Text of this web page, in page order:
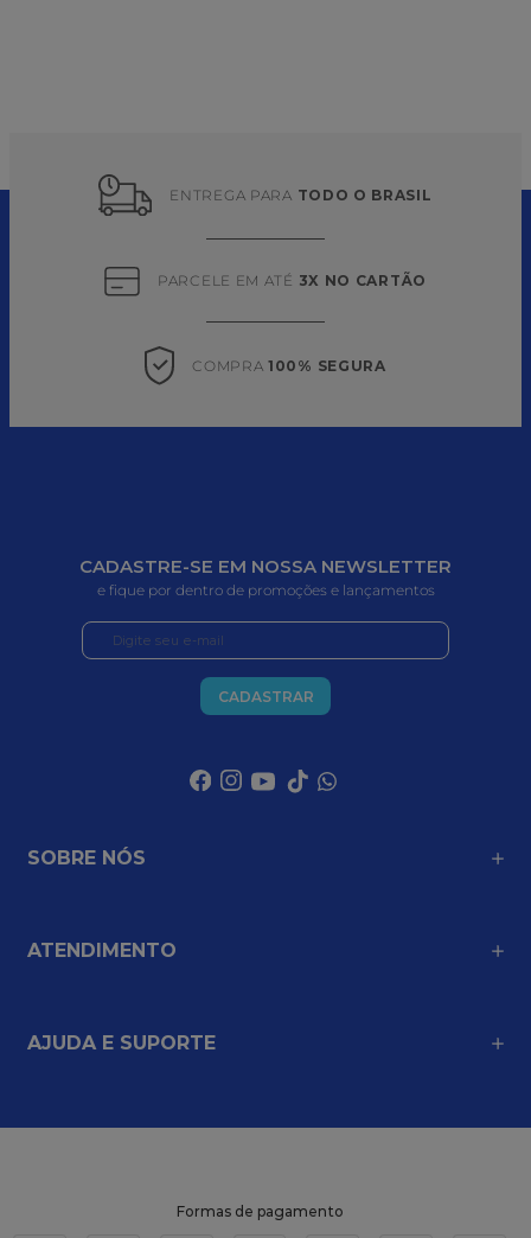
ENTREGA PARA TODO O BRASIL
PARCELE EM ATÉ 3X NO CARTÃO
COMPRA 100% SEGURA
CADASTRE-SE EM NOSSA NEWSLETTER
e fique por dentro de promoções e lançamentos
CADASTRAR
SOBRE NÓS
ATENDIMENTO
AJUDA E SUPORTE
Formas de pagamento